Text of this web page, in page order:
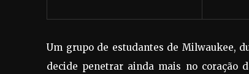
Um grupo de estudantes de Milwaukee,
decide penetrar ainda mais no coração